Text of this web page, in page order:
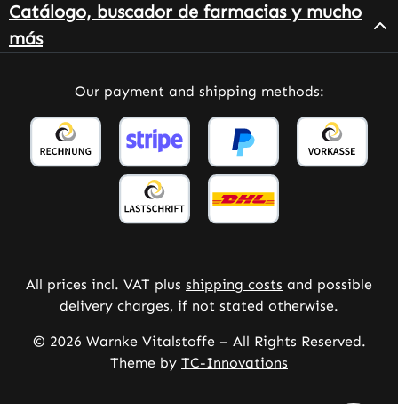
Catálogo, buscador de farmacias y mucho
más
Our payment and shipping methods:
All prices incl. VAT plus shipping costs and possible
delivery charges, if not stated otherwise.
© 2026 Warnke Vitalstoffe – All Rights Reserved.
Theme by TC-Innovations